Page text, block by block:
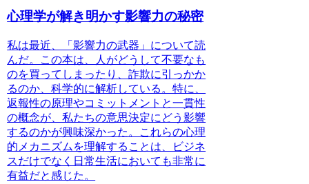
心理学が解き明かす影響力の秘密
私は最近、「影響力の武器」について読
んだ。この本は、人がどうして不要なも
のを買ってしまったり、詐欺に引っかか
るのか、科学的に解析している。特に、
返報性の原理やコミットメントと一貫性
の概念が、私たちの意思決定にどう影響
するのかが興味深かった。これらの心理
的メカニズムを理解することは、ビジネ
スだけでなく日常生活においても非常に
有益だと感じた。